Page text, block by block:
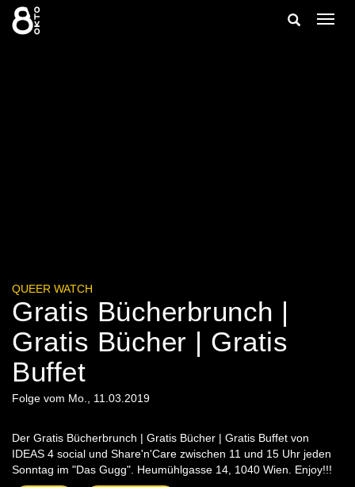
Zum
Inhalt
springen
Suche
QUEER WATCH
Gratis Bücherbrunch |
Gratis Bücher | Gratis
Buffet
Folge vom Mo., 11.03.2019
Der Gratis Bücherbrunch | Gratis Bücher | Gratis Buffet von
IDEAS 4 social und Share'n'Care zwischen 11 und 15 Uhr jeden
Sonntag im "Das Gugg". Heumühlgasse 14, 1040 Wien. Enjoy!!!